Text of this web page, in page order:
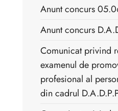
Anunt concurs
Anunt concurs
Comunicat privind
examenul de
profesional al
din cadrul